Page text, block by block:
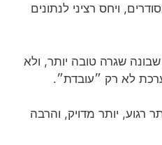
ויחס רציני לנתונים
שגרה טובה יותר, ולא
לא רק ״עובדת״.
רגוע, יותר מדויק, והרבה